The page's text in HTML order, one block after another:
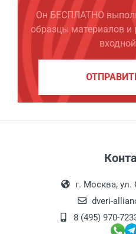
Он БЕСПЛАТНО
образцы материалов и
г. Москва, ул.
dveri-
8 (495) 970-